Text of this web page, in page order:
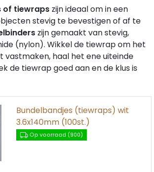
of tiewraps zijn ideaal om in een
stevig te bevestigen of af te
zijn gemaakt van stevig,
(nylon). Wikkel de tiewrap om het
vastmaken, haal het ene uiteinde
de tiewrap goed aan en de klus is
Bundelbandjes (tiewraps) wit
3.6x140mm (100st.)
Op voorraad (900)